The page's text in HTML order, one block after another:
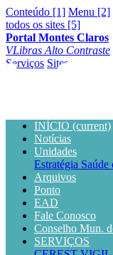
Conteúdo [1] Menu [2]
todos os sites [5]
Portal Montes Claros
VLibras Alto Contraste
Serviços Sites
INÍCIO (current)
Notícias
Unidades
Estratégia Saúde
Arquivos
Ponto
EAD
Fale Conosco
Conselho Mun.
SERVIÇOS